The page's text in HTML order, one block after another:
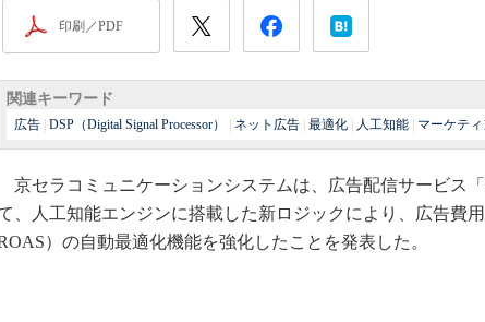
印刷／PDF
関連キーワード
広告 DSP（Digital Signal Processor） ネット広告 最適化 人工知能 マーケテ
京セラコミュニケーションシステムは、広告配信サービス
、人工知能エンジンに搭載した新ロジックにより、広告費
）の自動最適化機能を強化したことを発表した。